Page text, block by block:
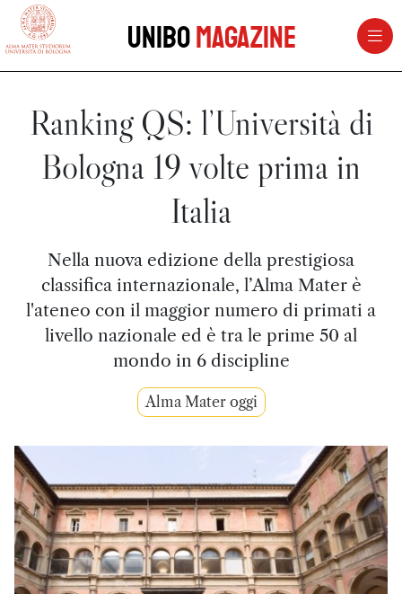
vai al contenuto della pagina
UniboMagazine
Ranking QS: l’Università di
Bologna 19 volte prima in
Italia
Nella nuova edizione della prestigiosa
classifica internazionale, l’Alma Mater è
l'ateneo con il maggior numero di primati a
livello nazionale ed è tra le prime 50 al
mondo in 6 discipline
Alma Mater oggi